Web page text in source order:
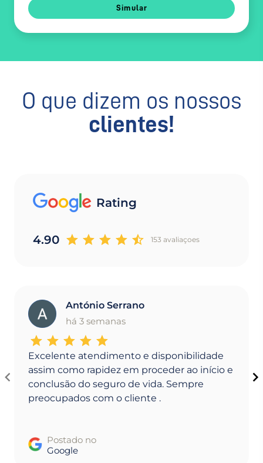
Simular
O que dizem os nossos
clientes!
Rating
4.90 153 avaliaçoes
A
António Serrano
há 3 semanas
Excelente atendimento e disponibilidade
assim como rapidez em proceder ao início e
conclusão do seguro de vida. Sempre
preocupados com o cliente .
Postado no
Google